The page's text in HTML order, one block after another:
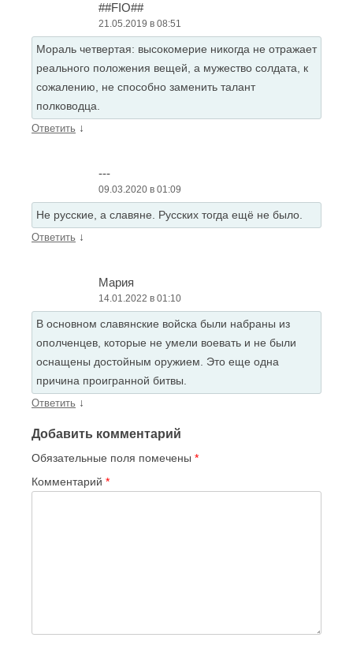
##FIO##
21.05.2019 в 08:51
Мораль четвертая: высокомерие никогда не отражает
реального положения вещей, а мужество солдата, к
сожалению, не способно заменить талант
полководца.
Ответить ↓
---
09.03.2020 в 01:09
Не русские, а славяне. Русских тогда ещё не было.
Ответить ↓
Мария
14.01.2022 в 01:10
В основном славянские войска были набраны из
ополченцев, которые не умели воевать и не были
оснащены достойным оружием. Это еще одна
причина проигранной битвы.
Ответить ↓
Добавить комментарий
Обязательные поля помечены *
Комментарий *